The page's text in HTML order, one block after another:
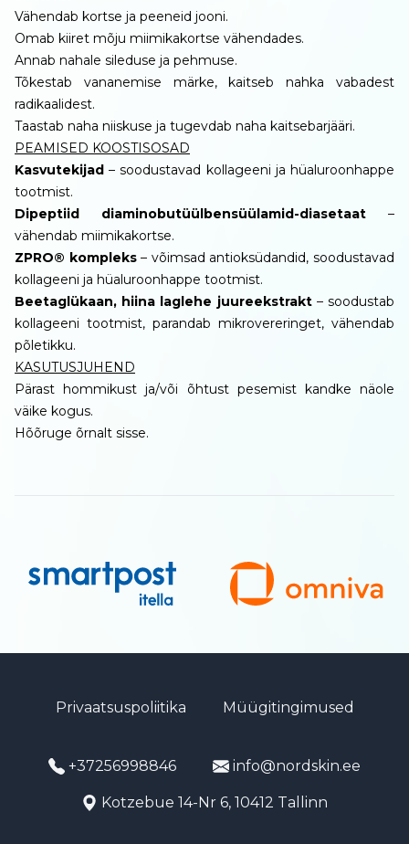
Vähendab kortse ja peeneid jooni.
Omab kiiret mõju miimikakortse vähendades.
Annab nahale sileduse ja pehmuse.
Tõkestab vananemise märke, kaitseb nahka vabadest
radikaalidest.
Taastab naha niiskuse ja tugevdab naha kaitsebarjääri.
PEAMISED KOOSTISOSAD
Kasvutekijad – soodustavad kollageeni ja hüaluroonhappe
tootmist.
Dipeptiid diaminobutüülbensüülamid-diasetaat –
vähendab miimikakortse.
ZPRO® kompleks– võimsad antioksüdandid, soodustavad
kollageeni ja hüaluroonhappe tootmist.
Beetaglükaan, hiina laglehe juureekstrakt – soodustab
kollageeni tootmist, parandab mikrovereringet, vähendab
põletikku.
KASUTUSJUHEND
Pärast hommikust ja/või õhtust pesemist kandke näole
väike kogus.
Hõõruge õrnalt sisse.
Privaatsuspoliitika Müügitingimused
+37256998846 info@nordskin.ee
Kotzebue 14-Nr 6, 10412 Tallinn